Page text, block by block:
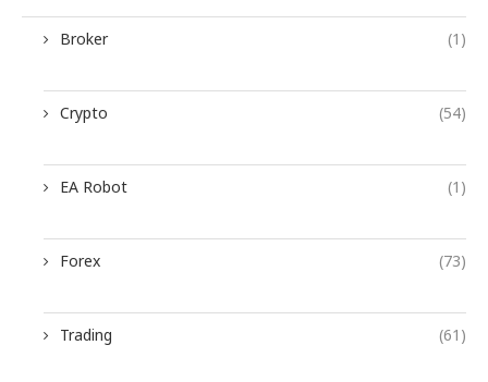
Broker (1)
Crypto (54)
EA Robot (1)
Forex (73)
Trading (61)